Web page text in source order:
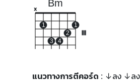
Bm
x
1
3 4
2
1
แนวทางการตีคอร์ด : ↓ลง ↓ล